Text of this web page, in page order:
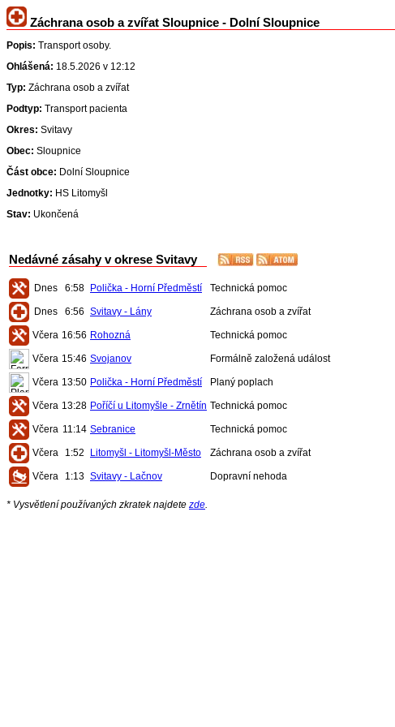
Záchrana osob a zvířat Sloupnice - Dolní Sloupnice
Popis: Transport osoby.
Ohlášená: 18.5.2026 v 12:12
Typ: Záchrana osob a zvířat
Podtyp: Transport pacienta
Okres: Svitavy
Obec: Sloupnice
Část obce: Dolní Sloupnice
Jednotky: HS Litomyšl
Stav: Ukončená
Nedávné zásahy v okrese Svitavy
Dnes 6:58 Polička - Horní Předměstí Technická pomoc
Dnes 6:56 Svitavy - Lány Záchrana osob a zvířat
Včera 16:56 Rohozná Technická pomoc
Včera 15:46 Svojanov Formálně založená událost
Včera 13:50 Polička - Horní Předměstí Planý poplach
Včera 13:28 Poříčí u Litomyšle - Zrnětín Technická pomoc
Včera 11:14 Sebranice Technická pomoc
Včera 1:52 Litomyšl - Litomyšl-Město Záchrana osob a zvířat
Včera 1:13 Svitavy - Lačnov Dopravní nehoda
* Vysvětlení používaných zkratek najdete zde.